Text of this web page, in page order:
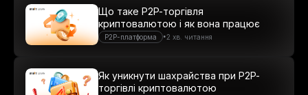
P2P-платформа •2 хв. читання
Що таке P2P-торгівля
криптовалютою і як вона працює
Як уникнути шахрайства при P2P-
торгівлі криптовалютою